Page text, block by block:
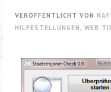
VERÖFFENTLICHT VON
HILFESTELLUNGEN , WEB